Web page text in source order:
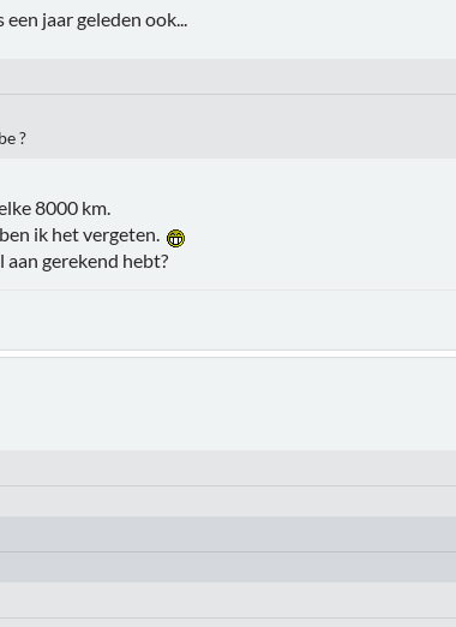
een jaar geleden ook...
?
8000 km.
ik het vergeten.
gerekend hebt?